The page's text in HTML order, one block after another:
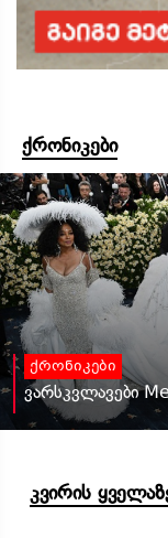
ქრონიკები
ქრონიკები
ვარსკვლავები
კვირის